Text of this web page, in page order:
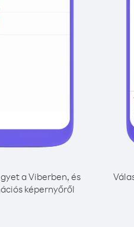
a Viberben, és
képernyőről